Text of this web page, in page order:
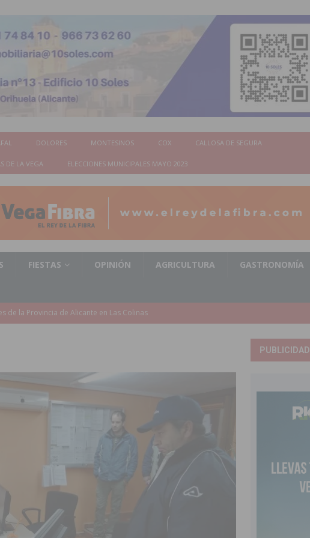
DOLORES MONTESINOS COX CALLOSA DE SEGURA
DE LA VEGA ELECCIONES MUNICIPALES MAYO 2023
FIESTAS OPINIÓN AGRICULTURA GASTRONOMÍA
entorno del CEIP Pascual Andreu
del Plan Edificant
robo de vehículos de alta gama mediante la
a través de seis programas
por el estado de sus barrancos
TORREVIEJA
PUBLICIDAD